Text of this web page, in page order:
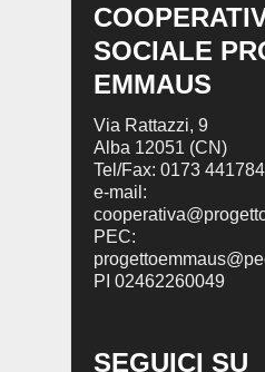
SOCIALE
EMMAUS
Via Rattazzi, 9
Alba 12051 (CN)
Tel/Fax: 0173 441784
e-mail:
PEC:
PI 02462260049
SEGUICI SU